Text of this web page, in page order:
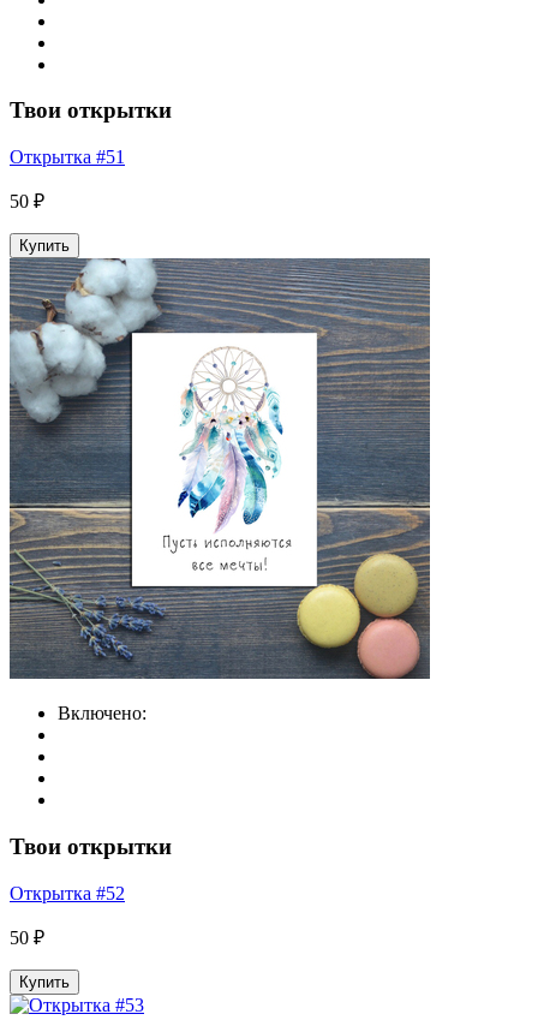
Твои открытки
Открытка #51
50 ₽
Купить
Включено:
Твои открытки
Открытка #52
50 ₽
Купить